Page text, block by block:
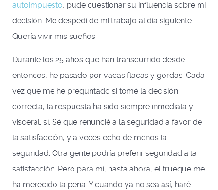
autoimpuesto, pude cuestionar su influencia sobre mi
decisión. Me despedí de mi trabajo al día siguiente.
Quería vivir mis sueños.
Durante los 25 años que han transcurrido desde
entonces, he pasado por vacas flacas y gordas. Cada
vez que me he preguntado si tomé la decisión
correcta, la respuesta ha sido siempre inmediata y
visceral: sí. Sé que renuncié a la seguridad a favor de
la satisfacción, y a veces echo de menos la
seguridad. Otra gente podría preferir seguridad a la
satisfacción. Pero para mí, hasta ahora, el trueque me
ha merecido la pena. Y cuando ya no sea así, haré